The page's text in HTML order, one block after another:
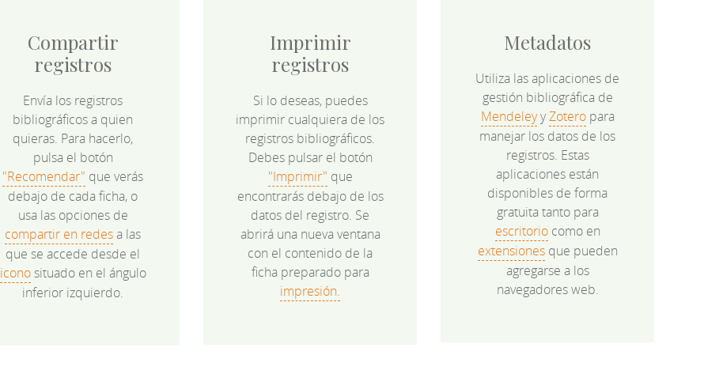
Compartir
registros
Envía los registros
bibliográficos a quien
quieras. Para hacerlo,
pulsa el botón
"Recomendar" que verás
debajo de cada ficha, o
usa las opciones de
compartir en redesa las
que se accede desde el
iconosituado en el ángulo
inferior izquierdo.
Imprimir
registros
Si lo deseas, puedes
imprimir cualquiera de los
registros bibliográficos.
Debes pulsar el botón
"Imprimir" que
encontrarás debajo de los
datos del registro. Se
abrirá una nueva ventana
con el contenido de la
ficha preparado para
impresión.
Metadatos
Utiliza las aplicaciones de
gestión bibliográfica de
MendeleyyZoteropara
manejar los datos de los
registros. Estas
aplicaciones están
disponibles de forma
gratuita tanto para
escritoriocomo en
extensionesque pueden
agregarse a los
navegadores web.